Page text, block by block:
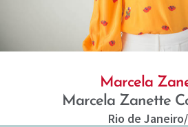
Marcela
Marcela Zanette
Rio de Janeiro